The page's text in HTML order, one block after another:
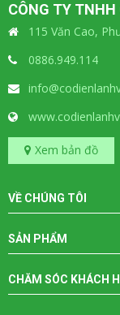
CÔNG TY
115 Văn Cao,
0886.949.114
Xem bản đồ
VỀ CHÚNG TÔI
SẢN PHẨM
CHĂM SÓC KHÁCH